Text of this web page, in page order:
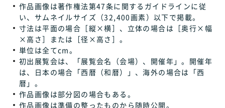
作品画像は著作権法第47条に関するガイドラインに従
い、サムネイルサイズ（32,400画素）以下で掲載。
寸法は平面の場合［縦×横］、立体の場合は［奥行×幅
×高さ］または［径×高さ］。
単位は全てcm。
初出展覧会は、「展覧会名（会場）、開催年」。開催年
は、日本の場合「西暦（和暦）」、海外の場合は「西
暦」。
作品画像は部分図の場合もある。
作品画像は準備の整ったものから随時公開。